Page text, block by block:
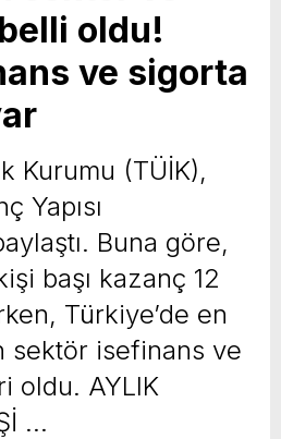
oldu!
ve sigorta
Kurumu (TÜİK),
Yapısı
Buna göre,
başı kazanç 12
Türkiye’de en
sektör isefinans ve
oldu. AYLIK
…